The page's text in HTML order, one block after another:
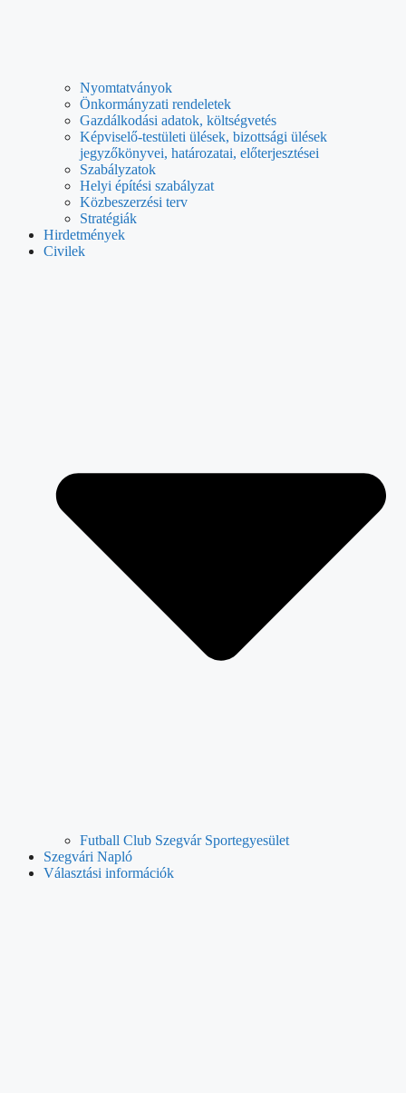
Nyomtatványok
Önkormányzati rendeletek
Gazdálkodási adatok, költségvetés
Képviselő-testületi ülések, bizottsági ülések
jegyzőkönyvei, határozatai, előterjesztései
Szabályzatok
Helyi építési szabályzat
Közbeszerzési terv
Stratégiák
Hirdetmények
Civilek
Futball Club Szegvár Sportegyesület
Szegvári Napló
Választási információk